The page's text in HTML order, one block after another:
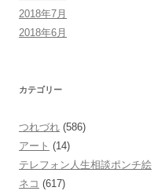
2018年7月
2018年6月
カテゴリー
つれづれ (586)
アート (14)
テレフォン人生相談ポンチ絵
ネコ (617)